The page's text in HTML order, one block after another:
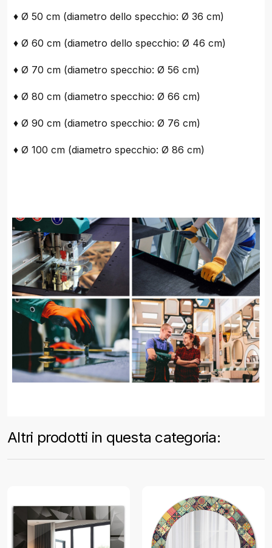
♦ Ø 50 cm (diametro dello specchio: Ø 36 cm)
♦ Ø 60 cm (diametro dello specchio: Ø 46 cm)
♦ Ø 70 cm (diametro specchio: Ø 56 cm)
♦ Ø 80 cm (diametro specchio: Ø 66 cm)
♦ Ø 90 cm (diametro specchio: Ø 76 cm)
♦ Ø 100 cm (diametro specchio: Ø 86 cm)
Altri prodotti in questa categoria: